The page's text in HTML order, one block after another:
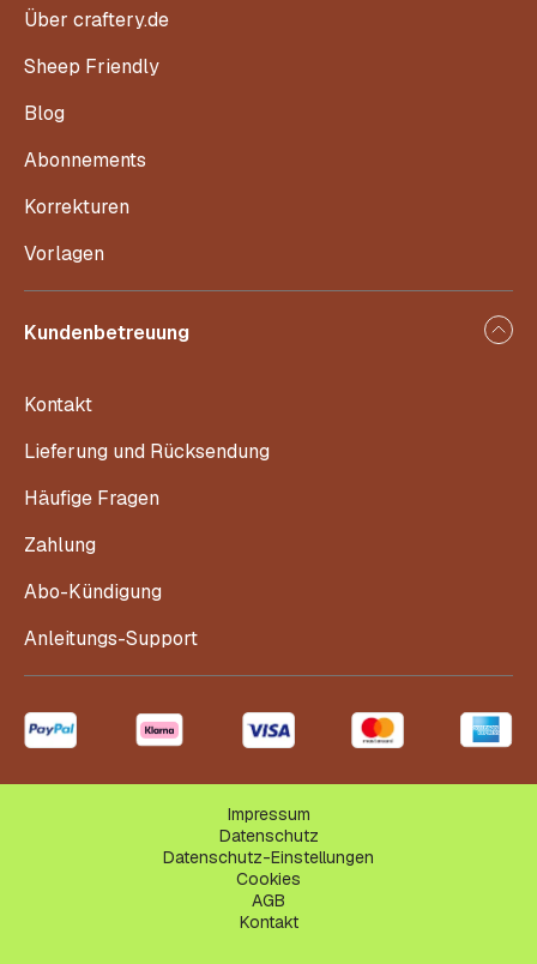
Über craftery.de
Sheep Friendly
Blog
Abonnements
Korrekturen
Vorlagen
Kundenbetreuung
Kontakt
Lieferung und Rücksendung
Häufige Fragen
Zahlung
Abo-Kündigung
Anleitungs-Support
Impressum
Datenschutz
Datenschutz-Einstellungen
Cookies
AGB
Kontakt